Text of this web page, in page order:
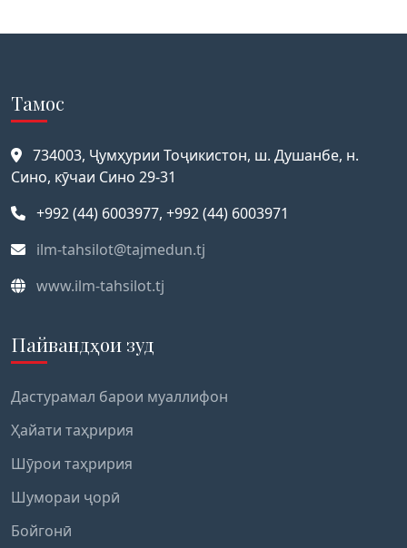
Тамос
734003, Ҷумҳурии Тоҷикистон, ш. Душанбе, н.
Сино, кӯчаи Сино 29-31
+992 (44) 6003977, +992 (44) 6003971
ilm-tahsilot@tajmedun.tj
www.ilm-tahsilot.tj
Пайвандҳои зуд
Дастурамал барои муаллифон
Ҳайати таҳририя
Шӯрои таҳририя
Шумораи ҷорӣ
Бойгонӣ